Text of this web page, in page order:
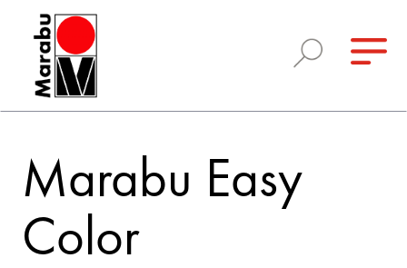
Marabu Easy
Color